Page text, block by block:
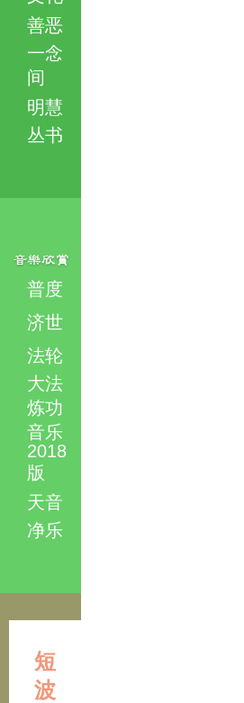
善恶
一念
间
明慧
丛书
普度
济世
法轮
大法
炼功
音乐
2018
版
天音
净乐
短
波